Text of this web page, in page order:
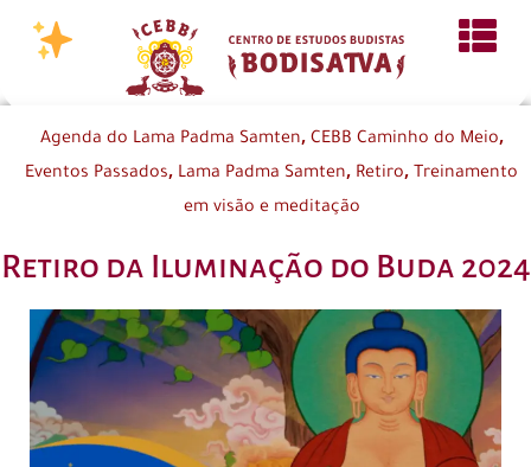
Agenda do Lama Padma Samten, CEBB Caminho do Meio,
Eventos Passados, Lama Padma Samten, Retiro, Treinamento
em visão e meditação
Retiro da Iluminação do Buda 2024